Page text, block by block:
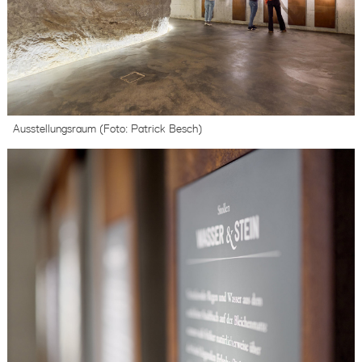
Ausstellungsraum (Foto: Patrick Besch)